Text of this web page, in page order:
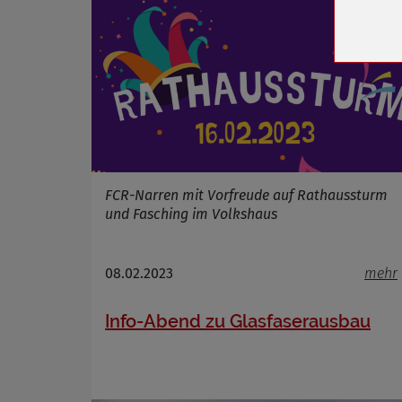
FCR-Narren mit Vorfreude auf Rathaussturm
und Fasching im Volkshaus
08.02.2023 mehr
Info-Abend zu GlasfaserausbauName